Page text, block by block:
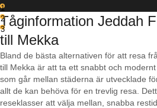
1
2
3
Tåginformation Jeddah
till Mekka
Bland de bästa alternativen för att resa
till Mekka är att ta ett snabbt och
som går mellan städerna är utvecklade
allt de kan behöva för en trevlig resa.
reseklasser att välja mellan, snabba